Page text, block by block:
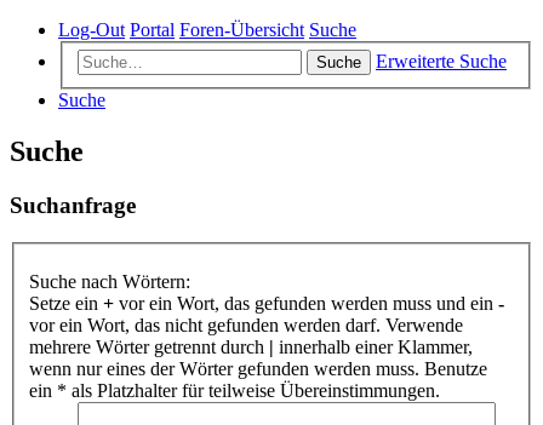
Log-Out Portal Foren-Übersicht Suche
Suche
Erweiterte Suche
Suche
Suche
Suchanfrage
Suche nach Wörtern:
Setze ein + vor ein Wort, das gefunden werden muss und ein -
vor ein Wort, das nicht gefunden werden darf. Verwende
mehrere Wörter getrennt durch | innerhalb einer Klammer,
wenn nur eines der Wörter gefunden werden muss. Benutze
ein * als Platzhalter für teilweise Übereinstimmungen.